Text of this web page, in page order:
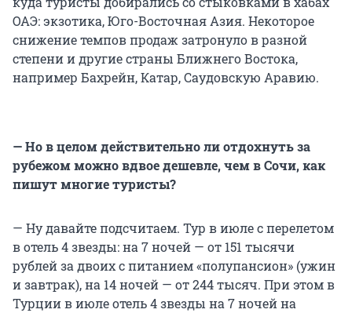
ОАЭ: экзотика, Юго-Восточная Азия. Некоторое
снижение темпов продаж затронуло в разной
степени и другие страны Ближнего Востока,
например Бахрейн, Катар, Саудовскую Аравию.
— Но в целом действительно ли отдохнуть за
рубежом можно вдвое дешевле, чем в Сочи, как
пишут многие туристы?
— Ну давайте подсчитаем. Тур в июле с перелетом
в отель 4 звезды: на 7 ночей — от 151 тысячи
рублей за двоих с питанием «полупансион» (ужин
и завтрак), на 14 ночей — от 244 тысяч. При этом в
Турции в июле отель 4 звезды на 7 ночей на